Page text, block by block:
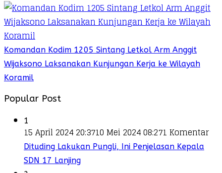
Komandan Kodim 1205 Sintang Letkol Arm Anggit
Wijaksono Laksanakan Kunjungan Kerja ke Wilayah
Koramil
Popular Post
1
15 April 2024 20:3710 Mei 2024 08:271 Komentar
Dituding Lakukan Pungli, Ini Penjelasan Kepala
SDN 17 Lanjing